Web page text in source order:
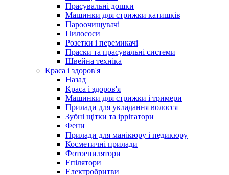
Прасувальні дошки
Машинки для стрижки катишків
Пароочищувачі
Пилососи
Розетки і перемикачі
Праски та прасувальні системи
Швейна техніка
Краса і здоров'я
Назад
Краса і здоров'я
Машинки для стрижки і тримери
Прилади для укладання волосся
Зубні щітки та іррігатори
Фени
Прилади для манікюру і педикюру
Косметичні прилади
Фотоепилятори
Епілятори
Електробритви